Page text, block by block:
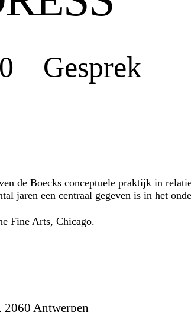
Gesprek
de Boecks conceptuele praktijk in
jaren een centraal gegeven is in het
Fine Arts, Chicago.
Antwerpen